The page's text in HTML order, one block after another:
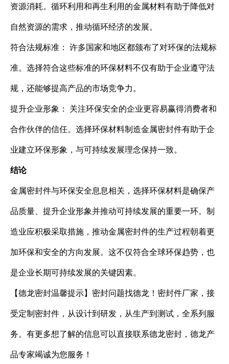
资源消耗。循环利用和再生利用的金属材料有助于降低对
自然资源的需求，推动循环经济的发展。
符合法规标准： 许多国家和地区都颁布了对环保的法规标
准。选择符合这些标准的环保材料不仅有助于企业遵守法
规，还能够提高产品的市场竞争力。
提升企业形象： 关注环保安全的企业更容易赢得消费者和
合作伙伴的信任。选择环保材料制造金属密封件有助于企
业建立环保形象，与可持续发展理念保持一致。
结论
金属密封件与环保安全息息相关，选择环保材料是确保产
品质量、提升企业形象并推动可持续发展的重要一环。制
造业应积极采取措施，推动金属密封件的生产过程朝着更
加环保和安全的方向发展。这不仅符合全球环保趋势，也
是企业长期可持续发展的关键因素。
【德龙密封温馨提示】密封问题找德龙！密封件厂家，接
受定制密封件，从设计到研发，从生产到测试，全系列服
务。有更多想了解的信息可以直接联系德龙密封，德龙产
品专家竭诚为您服务！